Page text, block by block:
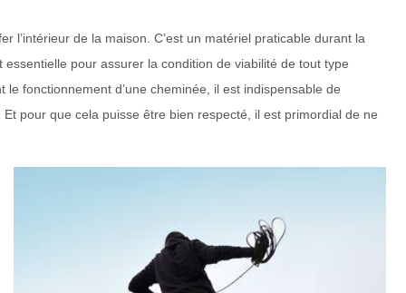
l’intérieur de la maison. C’est un matériel praticable durant la
pour assurer la condition de viabilité de tout type
fonctionnement d’une cheminée, il est indispensable de
pour que cela puisse être bien respecté, il est primordial de ne